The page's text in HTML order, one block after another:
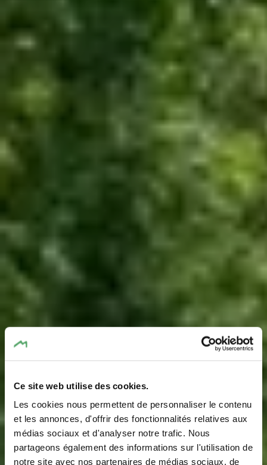
Ce site web utilise des cookies.
Les cookies nous permettent de personnaliser le contenu
et les annonces, d'offrir des fonctionnalités relatives aux
médias sociaux et d'analyser notre trafic. Nous
partageons également des informations sur l'utilisation de
notre site avec nos partenaires de médias sociaux, de